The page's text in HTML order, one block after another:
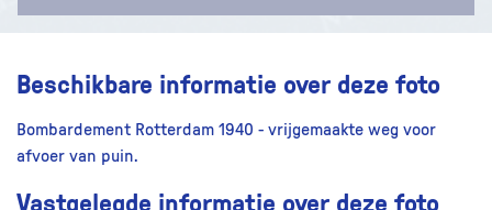
Beschikbare informatie over deze foto
Bombardement Rotterdam 1940 - vrijgemaakte weg voor
afvoer van puin.
Vastgelegde informatie over deze foto